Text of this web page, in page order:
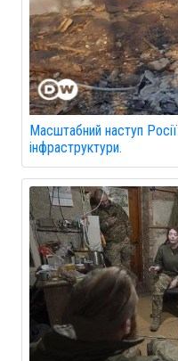
Масштабний наступ
інфраструктури.